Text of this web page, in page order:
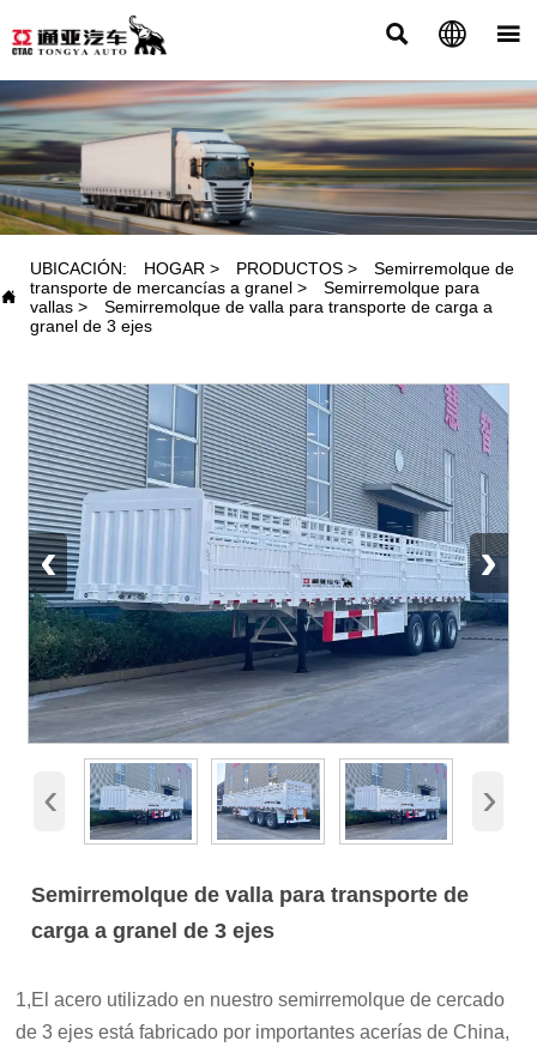
  
PRODUCTOS

UBICACIÓN: HOGAR > PRODUCTOS >
Semirremolque de
transporte de mercancías a granel >
Semirremolque para
vallas >
Semirremolque de valla para transporte de carga a
granel de 3 ejes
‹ ›
‹ ›
Semirremolque de valla para transporte de
carga a granel de 3 ejes
1,El acero utilizado en nuestro semirremolque de cercado
de 3 ejes está fabricado por importantes acerías de China,